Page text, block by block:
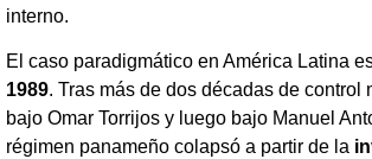
interno.
El caso paradigmático en América Latina
1989. Tras más de dos décadas de control
bajo Omar Torrijos y luego bajo Manuel
régimen panameño colapsó a partir de la